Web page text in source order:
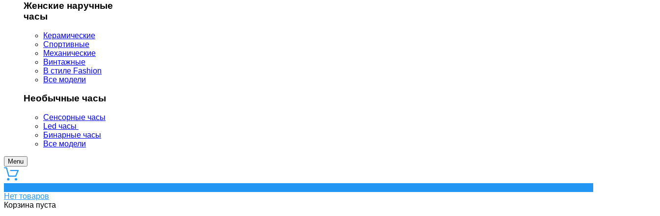
Женские наручные
часы
Керамические
Спортивные
Механические
Винтажные
В стиле Fashion
Все модели
Необычные часы
Сенсорные часы
Led часы
Бинарные часы
Все модели
Menu
Нет товаров
Корзина пуста